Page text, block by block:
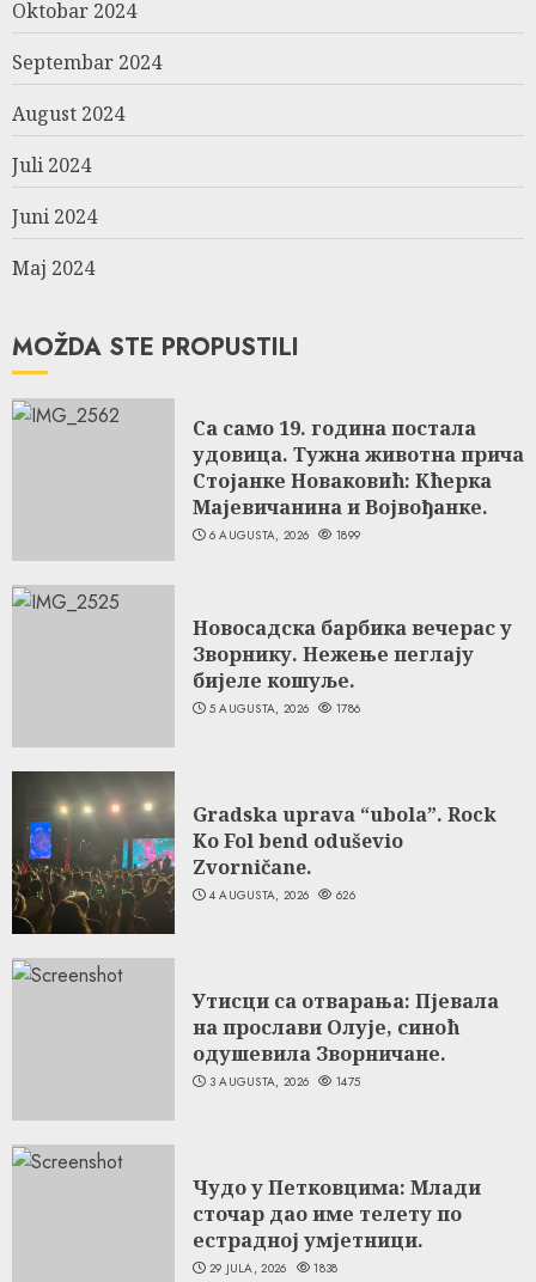
Oktobar 2024
Septembar 2024
August 2024
Juli 2024
Juni 2024
Maj 2024
MOŽDA STE PROPUSTILI
Са само 19. година постала
удовица. Тужна животна прича
Стојанке Новаковић: Кћерка
Мајевичанина и Војвођанке.
6 AUGUSTA, 2026 1899
Новосадска барбика вечерас у
Зворнику. Нежење пеглају
бијеле кошуље.
5 AUGUSTA, 2026 1786
Gradska uprava “ubola”. Rock
Ko Fol bend oduševio
Zvorničane.
4 AUGUSTA, 2026 626
Утисци са отварања: Пјевала
на прослави Олује, синоћ
одушевила Зворничане.
3 AUGUSTA, 2026 1475
Чудо у Петковцима: Млади
сточар дао име телету по
естрадној умјетници.
29 JULA, 2026 1838